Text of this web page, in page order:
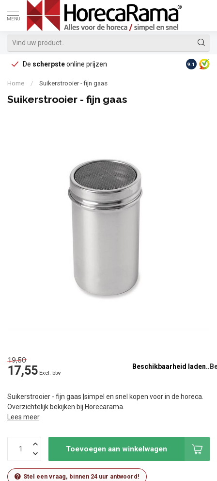
MENU
De scherpsteonline prijzen Op
9.1
Home / Suikerstrooier - fijn gaas
Suikerstrooier - fijn gaas
19,50
17,55 Excl. btw
Beschikbaarheid laden..
Suikerstrooier - fijn gaas |simpel en snel kopen voor in de horeca.
Overzichtelijk bekijken bij Horecarama.
Lees meer.
Toevoegen aan winkelwagen
Stel een vraag, binnen 24 uur antwoord!